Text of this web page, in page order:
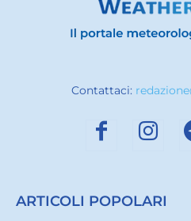
Contattaci:
ARTICOLI POPOLARI